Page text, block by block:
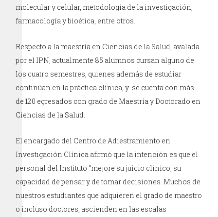
molecular y celular, metodología de la investigación,
farmacología y bioética, entre otros.
Respecto a la maestría en Ciencias de la Salud, avalada
por el IPN, actualmente 85 alumnos cursan alguno de
los cuatro semestres, quienes además de estudiar
continúan en la práctica clínica, y se cuenta con más
de 120 egresados con grado de Maestría y Doctorado en
Ciencias de la Salud.
El encargado del Centro de Adiestramiento en
Investigación Clínica afirmó que la intención es que el
personal del Instituto “mejore su juicio clínico, su
capacidad de pensar y de tomar decisiones. Muchos de
nuestros estudiantes que adquieren el grado de maestro
o incluso doctores, ascienden en las escalas